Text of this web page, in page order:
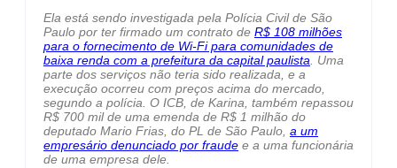
Ela está sendo investigada pela Polícia Civil de São
Paulo por ter firmado um contrato de R$ 108 milhões
para o fornecimento de Wi-Fi para comunidades de
baixa renda com a prefeitura da capital paulista. Uma
parte dos serviços não teria sido realizada, e a
execução ocorreu com preços acima do mercado,
segundo a polícia. O ICB, de Karina, também repassou
R$ 700 mil de uma emenda de R$ 1 milhão do
deputado Mario Frias, do PL de São Paulo, a um
empresário denunciado por fraude e a uma funcionária
de uma empresa dele.